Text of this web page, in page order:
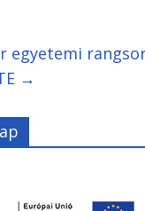
egyetemi
→